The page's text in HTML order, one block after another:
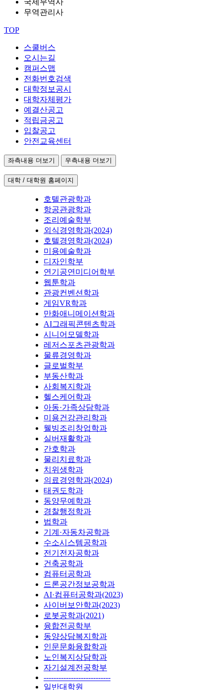
국제무역사
무역관리사
TOP
스쿨버스
오시는길
캠퍼스맵
전화번호검색
대학정보공시
대학자체평가
예결산공고
적립금공고
입찰공고
안전교육센터
좌측내용 더보기 우측내용 더보기
대학 / 대학원 홈페이지
호텔관광학과
항공관광학과
조리예술학부
외식경영학과(2024)
호텔경영학과(2024)
미용예술학과
디자인학부
연기공연미디어학부
웹툰학과
관광컨벤션학과
게임VR학과
만화애니메이션학과
AI그래픽콘텐츠학과
시니어모델학과
레저스포츠관광학과
물류경영학과
글로벌학부
부동산학과
사회복지학과
헬스케어학과
아동·가족상담학과
미용건강관리학과
웰빙조리창업학과
실버재활학과
간호학과
물리치료학과
치위생학과
의료경영학과(2024)
태권도학과
동양무예학과
경찰행정학과
법학과
기계·자동차공학과
수소시스템공학과
전기전자공학과
건축공학과
컴퓨터공학과
드론공간정보공학과
AI·컴퓨터공학과(2023)
사이버보안학과(2023)
로봇공학과(2021)
융합전공학부
동양상담복지학과
인문문화융합학과
노인복지상담학과
자기설계전공학부
---------------------------
일반대학원